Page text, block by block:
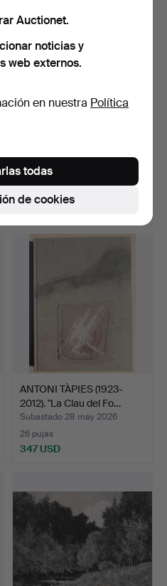
université faux…
Subastado 2 jun 2026
1 puja
ANTONI TÀPIES (1923-
2012). "La Clau del Fo…
Subastado 28 may 2026
26 pujas
347 USD
Auctionet.
noticias y
web externos.
en nuestra Política
de cookies
todas